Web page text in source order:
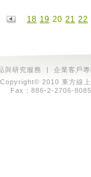
18 19 20 21 22
與研究服務 | 企業客戶
Copyright© 2010 東方線
Fax：886-2-2706-